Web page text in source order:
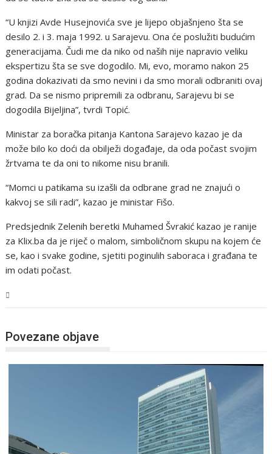
“U knjizi Avde Husejnovića sve je lijepo objašnjeno šta se
desilo 2. i 3. maja 1992. u Sarajevu. Ona će poslužiti budućim
generacijama. Čudi me da niko od naših nije napravio veliku
ekspertizu šta se sve dogodilo. Mi, evo, moramo nakon 25
godina dokazivati da smo nevini i da smo morali odbraniti ovaj
grad. Da se nismo pripremili za odbranu, Sarajevu bi se
dogodila Bijeljina”, tvrdi Topić.
Ministar za boračka pitanja Kantona Sarajevo kazao je da
može bilo ko doći da obilježi događaje, da oda počast svojim
žrtvama te da oni to nikome nisu branili.
“Momci u patikama su izašli da odbrane grad ne znajući o
kakvoj se sili radi”, kazao je ministar Fišo.
Predsjednik Zelenih beretki Muhamed Švrakić kazao je ranije
za Klix.ba da je riječ o malom, simboličnom skupu na kojem će
se, kao i svake godine, sjetiti poginulih saboraca i građana te
im odati počast.
Povezane objave